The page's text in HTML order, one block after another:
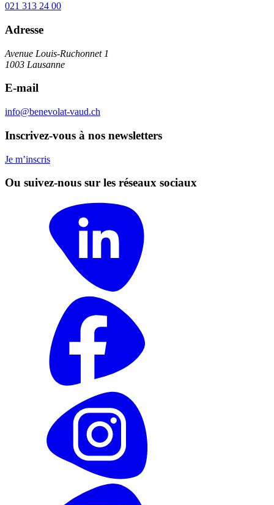
021 313 24 00
Adresse
Avenue Louis-Ruchonnet 1
1003 Lausanne
E-mail
info@benevolat-vaud.ch
Inscrivez-vous à nos newsletters
Je m’inscris
Ou suivez-nous sur les réseaux sociaux